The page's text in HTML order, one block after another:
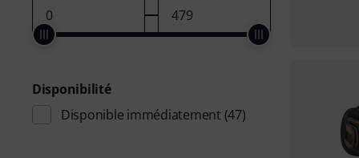
Disponibilité
Disponible immédiatement (47)